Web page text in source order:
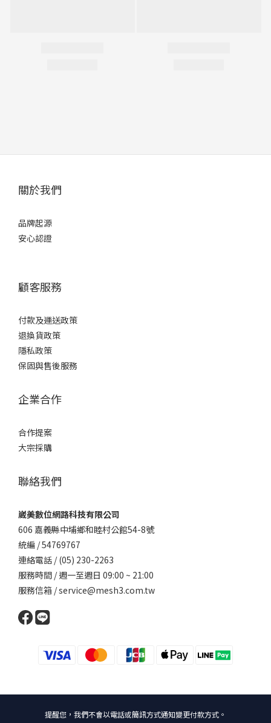
關於我們
品牌起源
安心認證
顧客服務
付款及運送政策
退換貨政策
隱私政策
保固與售後服務
企業合作
合作提案
大宗採購
聯絡我們
崴美數位網路科技有限公司
606 嘉義縣中埔鄉和睦村公館54-8號
統編 / 54769767
連絡電話 / (05) 230-2263
服務時間 / 週一至週日 09:00 ~ 21:00
服務信箱 / service@mesh3.com.tw
提醒您，我們不會以電話或簡訊方式通知變更付款方式。